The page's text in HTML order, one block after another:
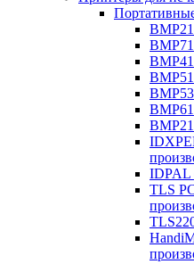
BMP71
BMP41
BMP51
BMP53
BMP61
IDPAL
TLS